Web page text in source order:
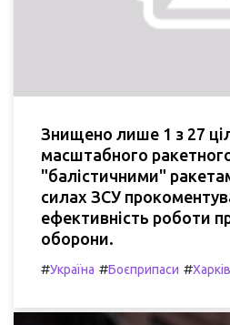
Знищено лише 1 з 27
масштабного
"балістичними"
силах ЗСУ
ефективність роботи
оборони.
#Україна #Боєприпаси #